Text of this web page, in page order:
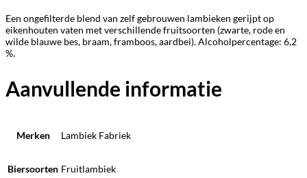
Een ongefilterde blend van zelf gebrouwen lambieken gerijpt op
eikenhouten vaten met verschillende fruitsoorten (zwarte, rode en
wilde blauwe bes, braam, framboos, aardbei). Alcoholpercentage: 6,2
%.
Aanvullende informatie
Merken Lambiek Fabriek
Biersoorten Fruitlambiek